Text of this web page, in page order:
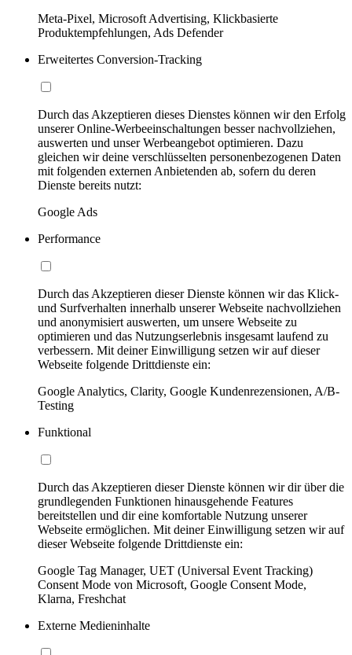
Meta-Pixel, Microsoft Advertising, Klickbasierte
Produktempfehlungen, Ads Defender
Erweitertes Conversion-Tracking
Durch das Akzeptieren dieses Dienstes können wir den Erfolg
unserer Online-Werbeeinschaltungen besser nachvollziehen,
auswerten und unser Werbeangebot optimieren. Dazu
gleichen wir deine verschlüsselten personenbezogenen Daten
mit folgenden externen Anbietenden ab, sofern du deren
Dienste bereits nutzt:
Google Ads
Performance
Durch das Akzeptieren dieser Dienste können wir das Klick-
und Surfverhalten innerhalb unserer Webseite nachvollziehen
und anonymisiert auswerten, um unsere Webseite zu
optimieren und das Nutzungserlebnis insgesamt laufend zu
verbessern. Mit deiner Einwilligung setzen wir auf dieser
Webseite folgende Drittdienste ein:
Google Analytics, Clarity, Google Kundenrezensionen, A/B-
Testing
Funktional
Durch das Akzeptieren dieser Dienste können wir dir über die
grundlegenden Funktionen hinausgehende Features
bereitstellen und dir eine komfortable Nutzung unserer
Webseite ermöglichen. Mit deiner Einwilligung setzen wir auf
dieser Webseite folgende Drittdienste ein:
Google Tag Manager, UET (Universal Event Tracking)
Consent Mode von Microsoft, Google Consent Mode,
Klarna, Freshchat
Externe Medieninhalte